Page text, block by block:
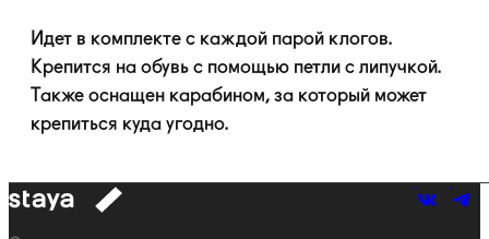
Идет в комплекте с каждой парой клогов.
Крепится на обувь с помощью петли с липучкой.
Также оснащен карабином, за который может
крепиться куда угодно.
к
Навигация